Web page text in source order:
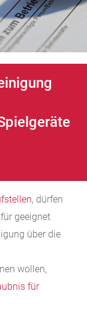
, dürfen
geeignet
über die
wollen,
für